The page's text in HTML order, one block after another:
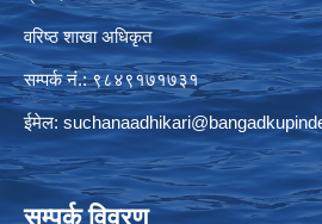
वरिष्ठ शाखा अधिकृत
सम्पर्क नं.: ९८४९१७१७३१
ईमेल:
सम्पर्क विवरण